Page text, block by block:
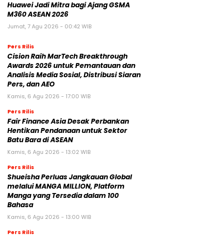
Huawei Jadi Mitra bagi Ajang GSMA
M360 ASEAN 2026
Jumat, 7 Agu 2026 - 00:42 WIB
Pers Rilis
Cision Raih MarTech Breakthrough
Awards 2026 untuk Pemantauan dan
Analisis Media Sosial, Distribusi Siaran
Pers, dan AEO
Kamis, 6 Agu 2026 - 17:00 WIB
Pers Rilis
Fair Finance Asia Desak Perbankan
Hentikan Pendanaan untuk Sektor
Batu Bara di ASEAN
Kamis, 6 Agu 2026 - 13:02 WIB
Pers Rilis
Shueisha Perluas Jangkauan Global
melalui MANGA MILLION, Platform
Manga yang Tersedia dalam 100
Bahasa
Kamis, 6 Agu 2026 - 13:00 WIB
Pers Rilis